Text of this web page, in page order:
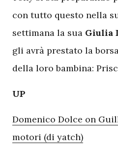
con tutto questo nella
settimana la sua Giulia
gli avrà prestato la
della loro bambina:
UP
Domenico Dolce on
motori (di yatch)